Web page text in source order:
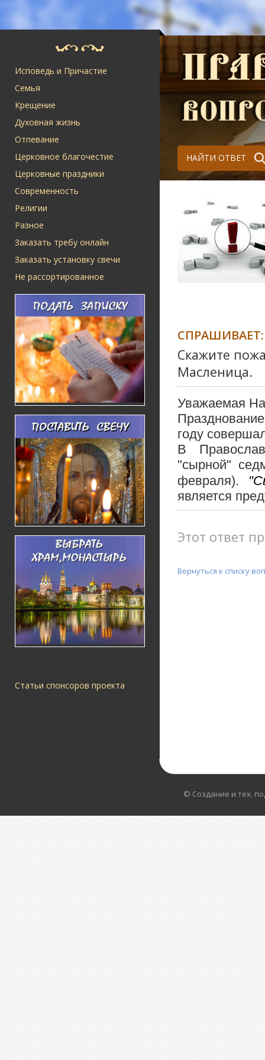
Исповедь и Причастие
Семья
Крещение
Духовная жизнь
Отпевание
Церковное благочестие
Церковные праздники
Современность
Религии
Разное
Заказать требу онлайн
Заказать установку свечи
Не рассортированное
Статьи спонсоров проекта
НАЙТИ ОТВЕТ
СПРАШИВАЕТ:
Скажите
Масленица.
Уважаемая
году
В
"сырной"
февраля).
является
Этот ответ
Вернуться к списку
© Создание и тех.